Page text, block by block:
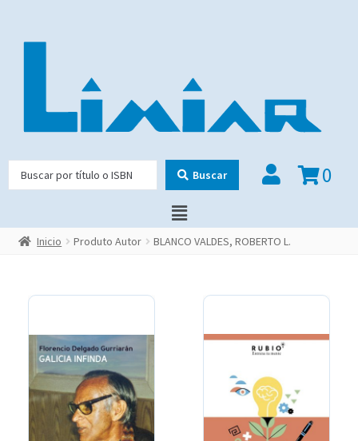
Buscar 0
Inicio Produto Autor BLANCO VALDES, ROBERTO L.